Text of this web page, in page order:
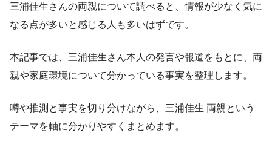
三浦佳生さんの両親について調べると、情報が少なく気に
なる点が多いと感じる人も多いはずです。
本記事では、三浦佳生さん本人の発言や報道をもとに、両
親や家庭環境について分かっている事実を整理します。
噂や推測と事実を切り分けながら、三浦佳生 両親という
テーマを軸に分かりやすくまとめます。